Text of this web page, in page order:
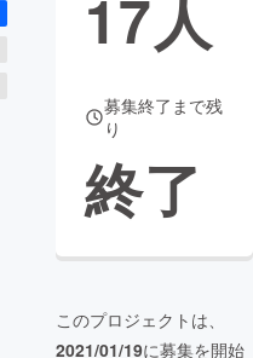
17人
募集終了まで残
り
終了
このプロジェクトは、
2021/01/19に募集を開始